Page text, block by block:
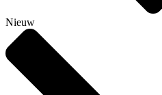
Nieuw